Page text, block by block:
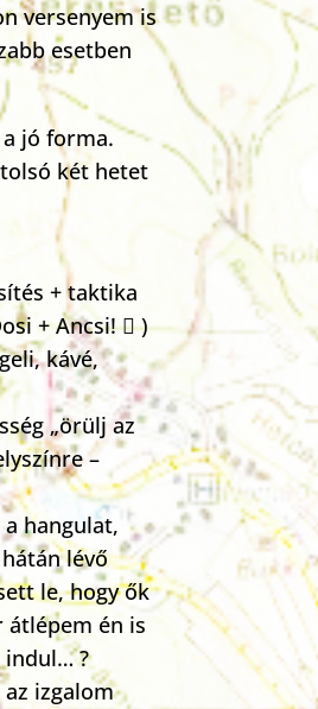
versenyem is
esetben
jó forma.
két hetet
+ taktika
+ Ancsi!  )
kávé,
„örülj az
–
hangulat,
lévő
le, hogy ők
átlépem én is
indul… ?
izgalom